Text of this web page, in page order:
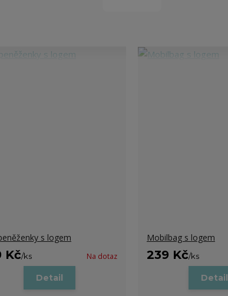
s logem
Kč/ks Na dotaz
Detail
Mobilbag s logem
239 Kč/ks
Detail